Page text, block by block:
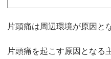
片頭痛は周辺環境が原因と
片頭痛を起こす原因となる